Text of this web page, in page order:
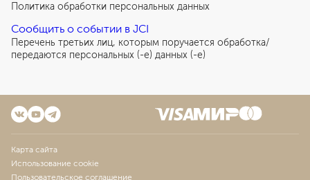
Политика обработки персональных данных
Сообщить о событии в JCI
Перечень третьих лиц, которым поручается обработка/
передаются персональных (-е) данных (-е)
Карта сайта
Использование cookie
Пользовательское соглашение